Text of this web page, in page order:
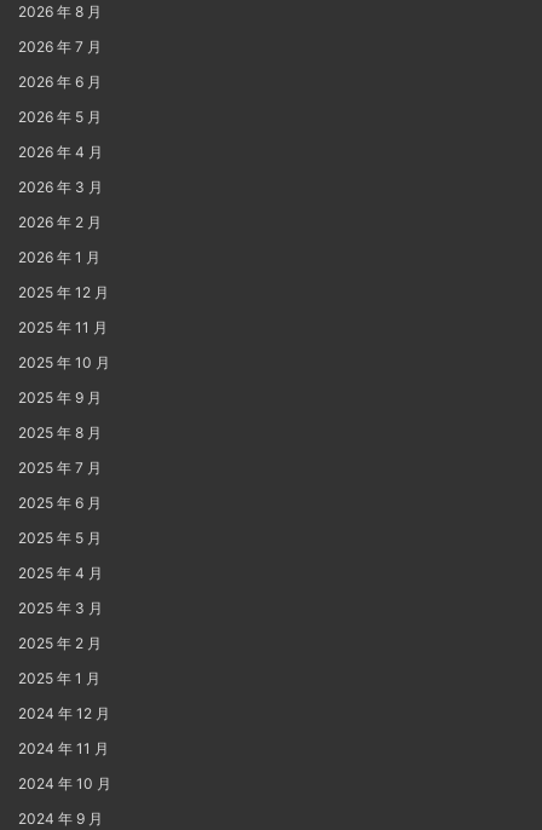
2026 年 8 月
2026 年 7 月
2026 年 6 月
2026 年 5 月
2026 年 4 月
2026 年 3 月
2026 年 2 月
2026 年 1 月
2025 年 12 月
2025 年 11 月
2025 年 10 月
2025 年 9 月
2025 年 8 月
2025 年 7 月
2025 年 6 月
2025 年 5 月
2025 年 4 月
2025 年 3 月
2025 年 2 月
2025 年 1 月
2024 年 12 月
2024 年 11 月
2024 年 10 月
2024 年 9 月